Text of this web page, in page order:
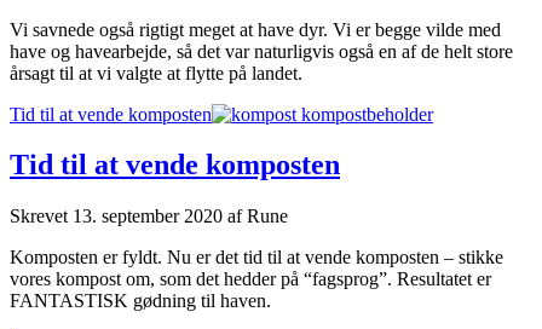
Vi savnede også rigtigt meget at have dyr. Vi er begge vilde med
have og havearbejde, så det var naturligvis også en af de helt store
årsagt til at vi valgte at flytte på landet.
Tid til at vende komposten
Tid til at vende komposten
Skrevet 13. september 2020 afRune
Komposten er fyldt. Nu er det tid til at vende komposten – stikke
vores kompost om, som det hedder på “fagsprog”. Resultatet er
FANTASTISK gødning til haven.